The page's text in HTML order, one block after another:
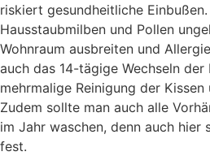
riskiert gesundheitliche
Hausstaubmilben und Pollen
Wohnraum ausbreiten und
auch das 14-tägige Wechseln
mehrmalige Reinigung der
Zudem sollte man auch alle
im Jahr waschen, denn auch hier
fest.